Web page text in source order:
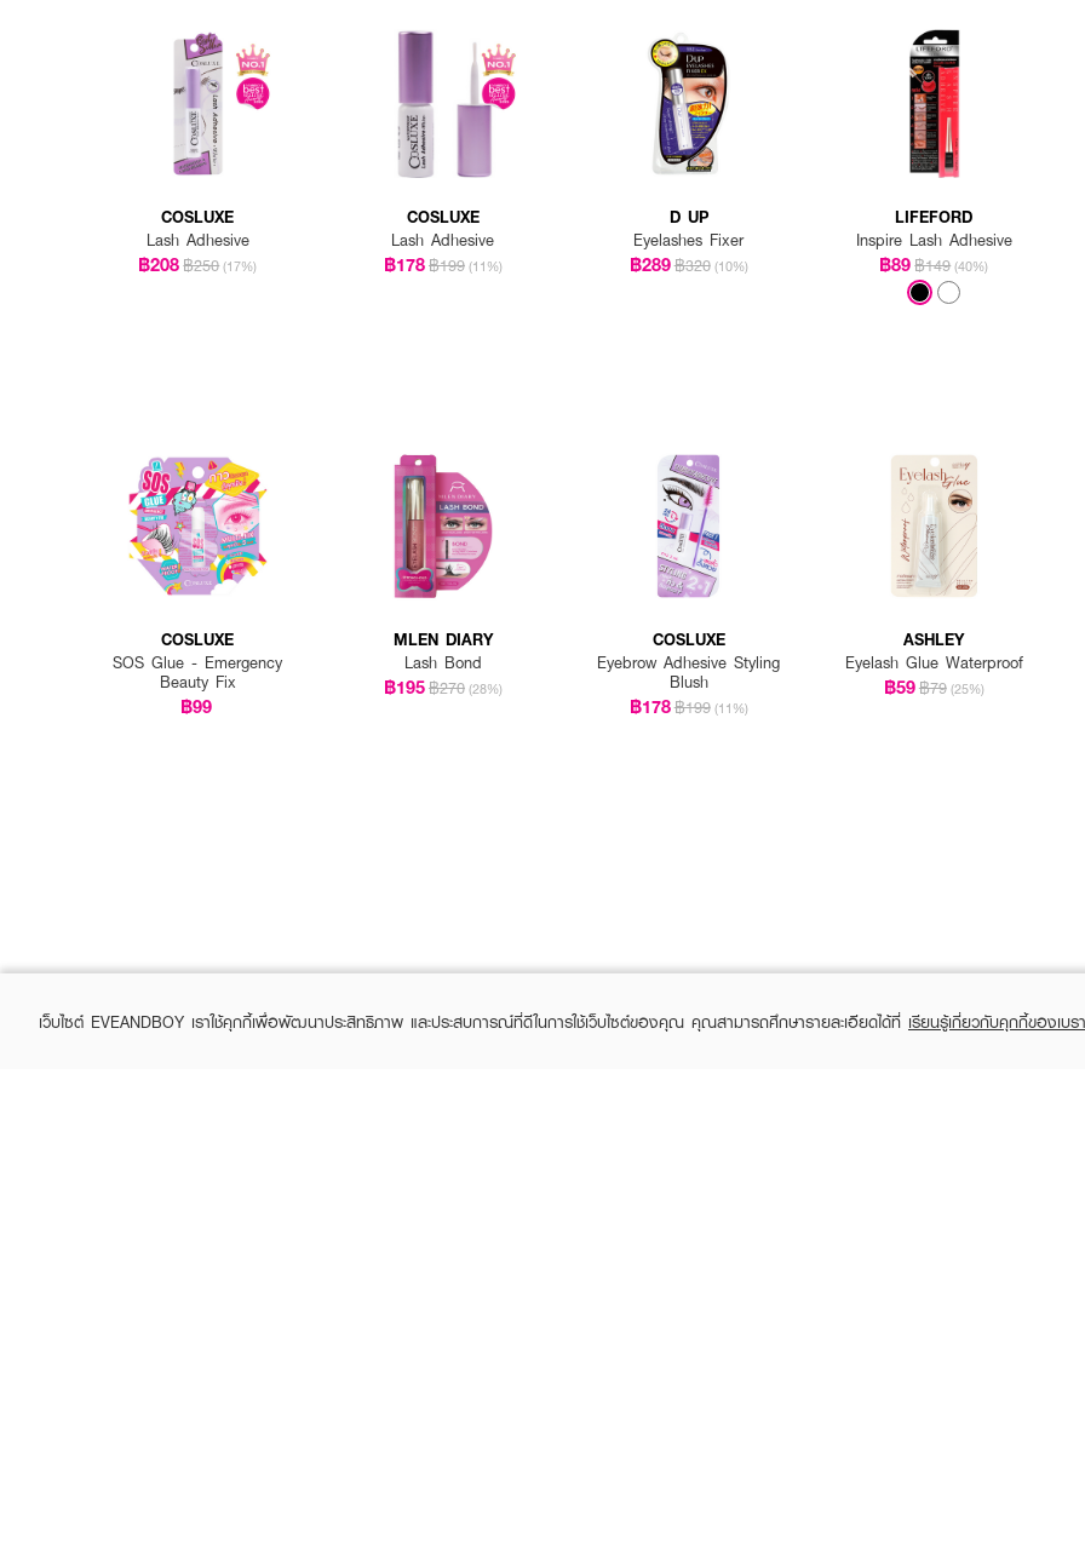
COSLUXE
Lash Adhesive
฿208฿250 (17%)
COSLUXE
Lash Adhesive
฿178฿199 (11%)
D UP
Eyelashes Fixer
฿289฿320 (10%)
LIFEFORD
Inspire Lash Adhesive
฿89฿149 (40%)
COSLUXE
SOS Glue - Emergency
Beauty Fix
฿99
MLEN DIARY
Lash Bond
฿195฿270 (28%)
COSLUXE
Eyebrow Adhesive Styling
Blush
฿178฿199 (11%)
ASHLEY
Eyelash Glue Waterproof
฿59฿79 (25%)
เว็บไซต์ EVEANDBOY เราใช้คุกกี้เพื่อพัฒนาประสิทธิภาพ และประสบการณ์ที่ดีในการใช้เว็บไซต์ของคุณ คุณสามารถศึกษารายละเอียดได้ที่ เรียนรู้เกี่ยวกับคุกกี้ของเบร